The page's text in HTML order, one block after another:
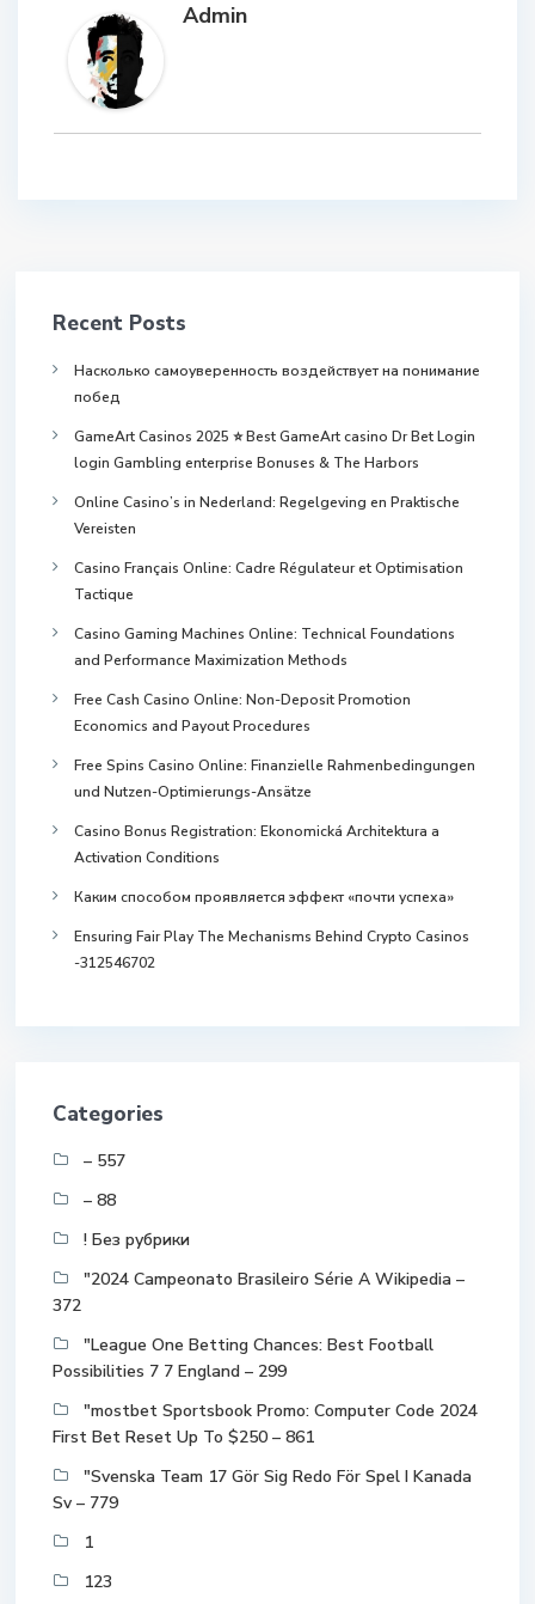
Admin
Recent Posts
Насколько самоуверенность воздействует на понимание
побед
GameArt Casinos 2025 ⭐ Best GameArt casino Dr Bet Login
login Gambling enterprise Bonuses & The Harbors
Online Casino’s in Nederland: Regelgeving en Praktische
Vereisten
Casino Français Online: Cadre Régulateur et Optimisation
Tactique
Casino Gaming Machines Online: Technical Foundations
and Performance Maximization Methods
Free Cash Casino Online: Non-Deposit Promotion
Economics and Payout Procedures
Free Spins Casino Online: Finanzielle Rahmenbedingungen
und Nutzen-Optimierungs-Ansätze
Casino Bonus Registration: Ekonomická Architektura a
Activation Conditions
Каким способом проявляется эффект «почти успеха»
Ensuring Fair Play The Mechanisms Behind Crypto Casinos
-312546702
Categories
– 557
– 88
! Без рубрики
"2024 Campeonato Brasileiro Série A Wikipedia –
372
"League One Betting Chances: Best Football
Possibilities 7 7 England – 299
"mostbet Sportsbook Promo: Computer Code 2024
First Bet Reset Up To $250 – 861
"Svenska Team 17 Gör Sig Redo För Spel I Kanada
Sv – 779
1
123